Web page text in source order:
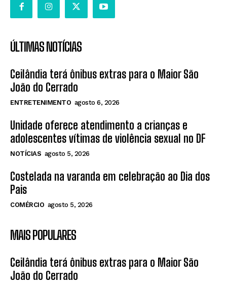
ÚLTIMAS NOTÍCIAS
Ceilândia terá ônibus extras para o Maior São
João do Cerrado
ENTRETENIMENTO agosto 6, 2026
Unidade oferece atendimento a crianças e
adolescentes vítimas de violência sexual no DF
NOTÍCIAS agosto 5, 2026
Costelada na varanda em celebração ao Dia dos
Pais
COMÉRCIO agosto 5, 2026
MAIS POPULARES
Ceilândia terá ônibus extras para o Maior São
João do Cerrado